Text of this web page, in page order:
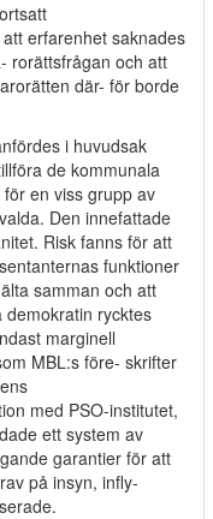
erfarenhet saknades
rorättsfrågan och att
där- för borde
i huvudsak
de kommunala
en viss grupp av
Den innefattade
Risk fanns för att
funktioner
samman och att
rycktes
marginell
MBL:s före- skrifter
med PSO-institutet,
ett system av
garantier för att
på insyn, infly-